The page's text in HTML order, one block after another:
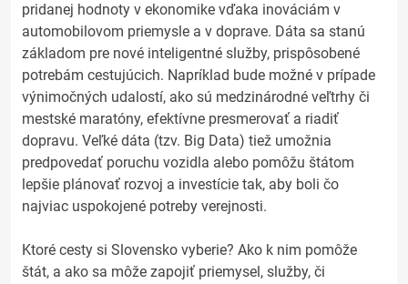
pridanej hodnoty v ekonomike vďaka inováciám v
automobilovom priemysle a v doprave. Dáta sa stanú
základom pre nové inteligentné služby, prispôsobené
potrebám cestujúcich. Napríklad bude možné v prípade
výnimočných udalostí, ako sú medzinárodné veľtrhy či
mestské maratóny, efektívne presmerovať a riadiť
dopravu. Veľké dáta (tzv. Big Data) tiež umožnia
predpovedať poruchu vozidla alebo pomôžu štátom
lepšie plánovať rozvoj a investície tak, aby boli čo
najviac uspokojené potreby verejnosti.
Ktoré cesty si Slovensko vyberie? Ako k nim pomôže
štát, a ako sa môže zapojiť priemysel, služby, či